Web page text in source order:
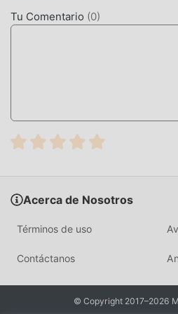
JUGABILIDAD ÚNICA
idle Tycoon, solo necesitas
principiantes, por lo que puedes
el juego y disfrutar de la alegría
para los amantes de los juegos
de los juegos de la casual de
esperando? Únase a moddroid y
HERMOSA PANTALLA
Tu Comentario (0)
Acerca de Nosotros
Términos de uso
Contáctanos
© Copyright 2017–2026